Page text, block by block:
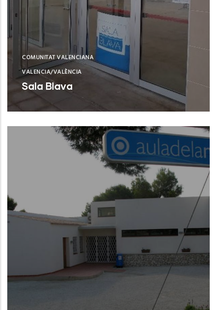
COMUNITAT VALENCIANA
VALENCIA/VALÈNCIA
Sala Blava
Puçol (Valencia)